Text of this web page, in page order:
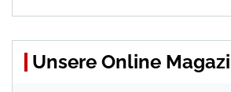
Unsere Online